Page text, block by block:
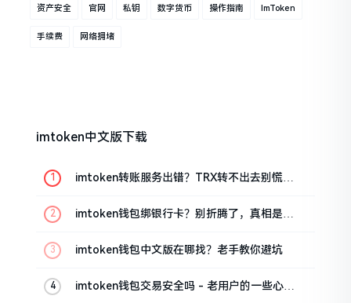
资产安全 官网 私钥 数字货币 操作指南 ImToken
手续费 网络拥堵
imtoken中文版下载
imtoken转账服务出错？TRX转不出去别慌，
imtoken钱包绑银行卡？别折腾了，真相是这
imtoken钱包中文版在哪找？老手教你避坑
imtoken钱包交易安全吗 - 老用户的一些心里